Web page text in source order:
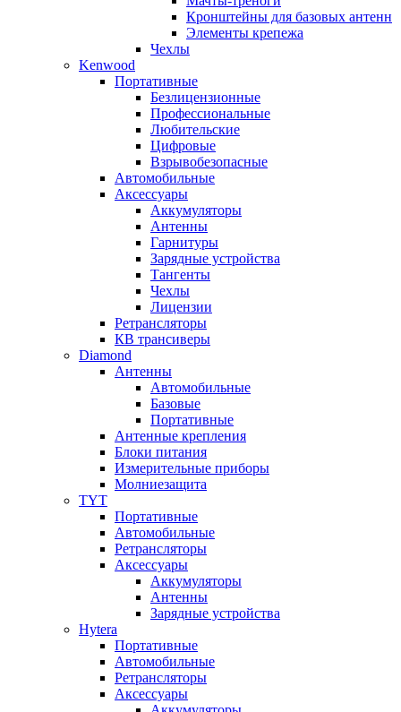
Кронштейны для базовых антенн
Элементы крепежа
Чехлы
Kenwood
Портативные
Безлицензионные
Профессиональные
Любительские
Цифровые
Взрывобезопасные
Автомобильные
Аксессуары
Аккумуляторы
Антенны
Гарнитуры
Зарядные устройства
Тангенты
Чехлы
Лицензии
Ретрансляторы
КВ трансиверы
Diamond
Антенны
Автомобильные
Базовые
Портативные
Антенные крепления
Блоки питания
Измерительные приборы
Молниезащита
TYT
Портативные
Автомобильные
Ретрансляторы
Аксессуары
Аккумуляторы
Антенны
Зарядные устройства
Hytera
Портативные
Автомобильные
Ретрансляторы
Аксессуары